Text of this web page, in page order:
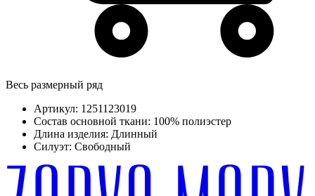
Весь размерный ряд
Артикул: 1251123019
Состав основной ткани: 100% полиэстер
Длина изделия: Длинный
Силуэт: Свободный